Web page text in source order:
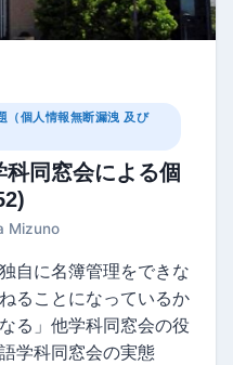
（個人情報無断漏洩 及び
同窓会による個
Mizuno
自に名簿管理をできな
ることになっているか
る」他学科同窓会の役
学科同窓会の実態